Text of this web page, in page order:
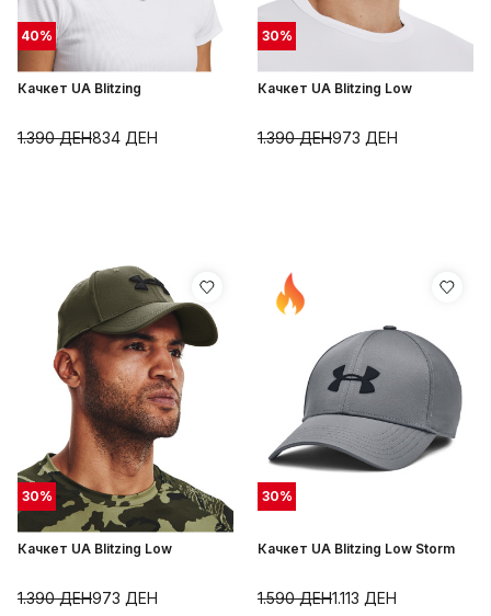
40%
Качкет UA Blitzing
834 ДЕН
1.390ДЕН
30%
Качкет UA Blitzing Low
973 ДЕН
1.390ДЕН
30%
Качкет UA Blitzing Low
973 ДЕН
1.390ДЕН
30%
Качкет UA Blitzing Low Storm
1.113 ДЕН
1.590ДЕН